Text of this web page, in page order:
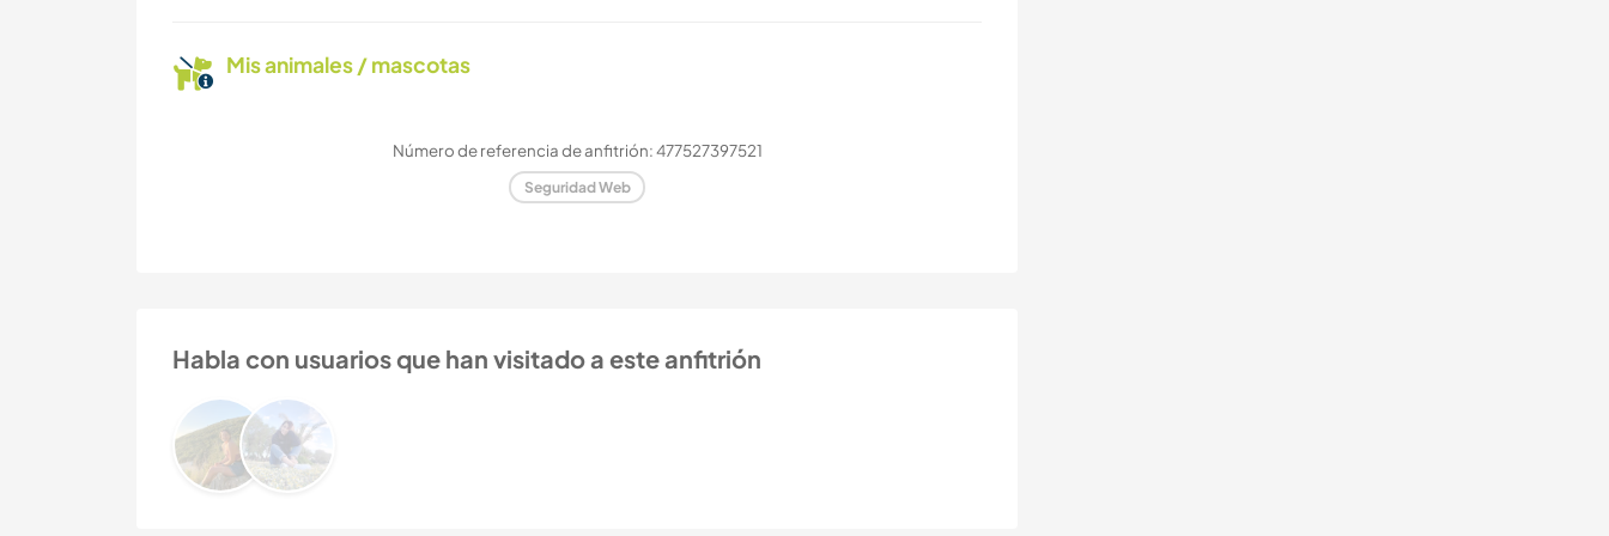
Mis animales / mascotas
Número de referencia de anfitrión: 477527397521
Seguridad Web
Habla con usuarios que han visitado a este anfitrión